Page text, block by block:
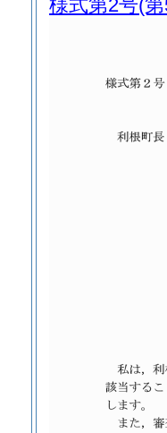
様式第2号(